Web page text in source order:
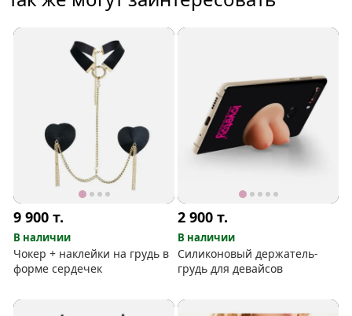
9 900т.
В наличии
Чокер + наклейки на грудь в
форме сердечек
2 900т.
В наличии
Силиконовый держатель-
грудь для девайсов